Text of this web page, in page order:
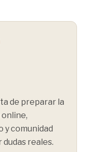
de preparar la
online,
y comunidad
reales.